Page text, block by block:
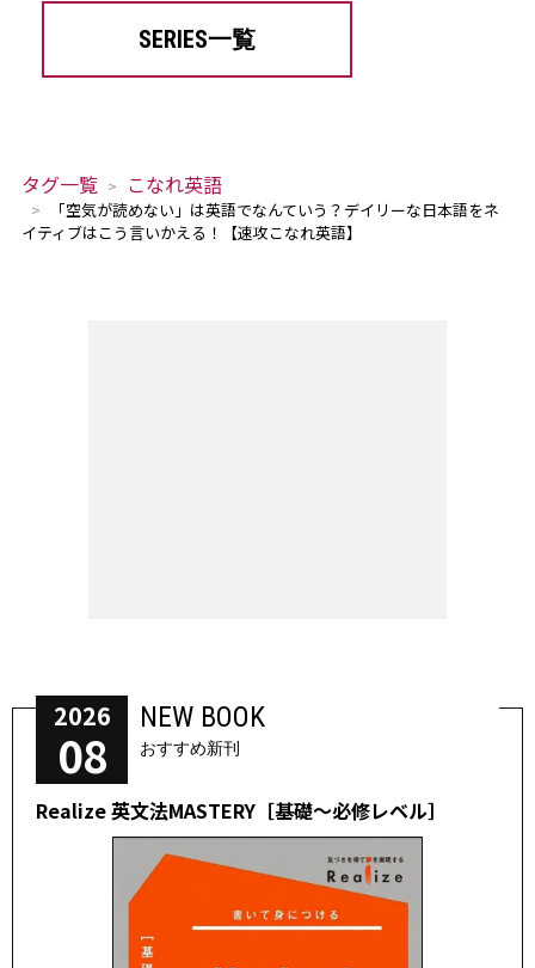
SERIES一覧
タグ一覧 こなれ英語
「空気が読めない」は英語でなんていう？デイリーな日本語をネ
イティブはこう言いかえる！【速攻こなれ英語】
2026
08
NEW BOOK
おすすめ新刊
Realize 英文法MASTERY［基礎～必修レベル］